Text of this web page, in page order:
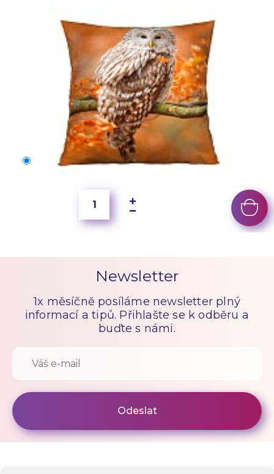
40x40 cm
Newsletter
1x měsíčně posíláme newsletter plný
informací a tipů. Přihlašte se k odběru a
buďte s námi.